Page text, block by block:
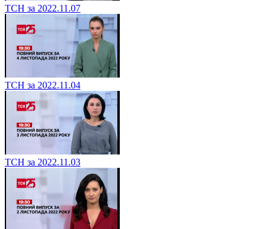
ТСН за 2022.11.07
ТСН за 2022.11.04
ТСН за 2022.11.03